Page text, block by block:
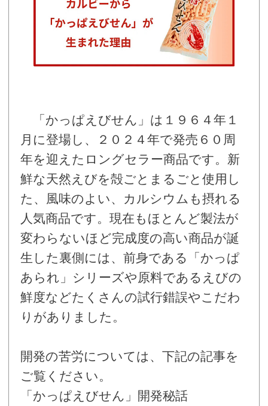
「かっぱえびせん」は１９６４年１
月に登場し、２０２４年で発売６０周
年を迎えたロングセラー商品です。新
鮮な天然えびを殻ごとまるごと使用し
た、風味のよい、カルシウムも摂れる
人気商品です。現在もほとんど製法が
変わらないほど完成度の高い商品が誕
生した裏側には、前身である「かっぱ
あられ」シリーズや原料であるえびの
鮮度などたくさんの試行錯誤やこだわ
りがありました。
開発の苦労については、下記の記事を
ご覧ください。
「かっぱえびせん」開発秘話